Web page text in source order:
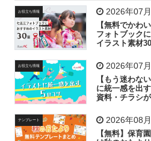
飛行機 グラフ ビル 魚 家
歩く 工場 会社 太陽 キラ
子供 作業員 相談 ピク
お役立ち情報 2026年07
【無料でかわ
フォトブック
イラスト素材
お役立ち情報 2026年07
【もう迷わな
に統一感を出す
資料・チラシ
テンプレート 2026年08
【無料】保育